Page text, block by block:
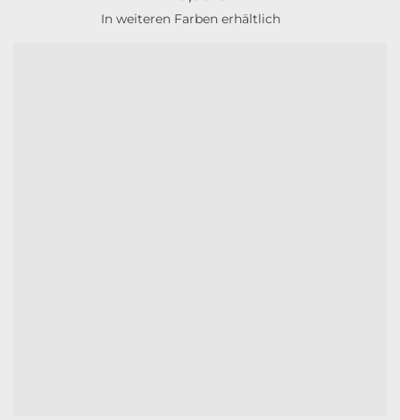
In weiteren Farben erhältlich